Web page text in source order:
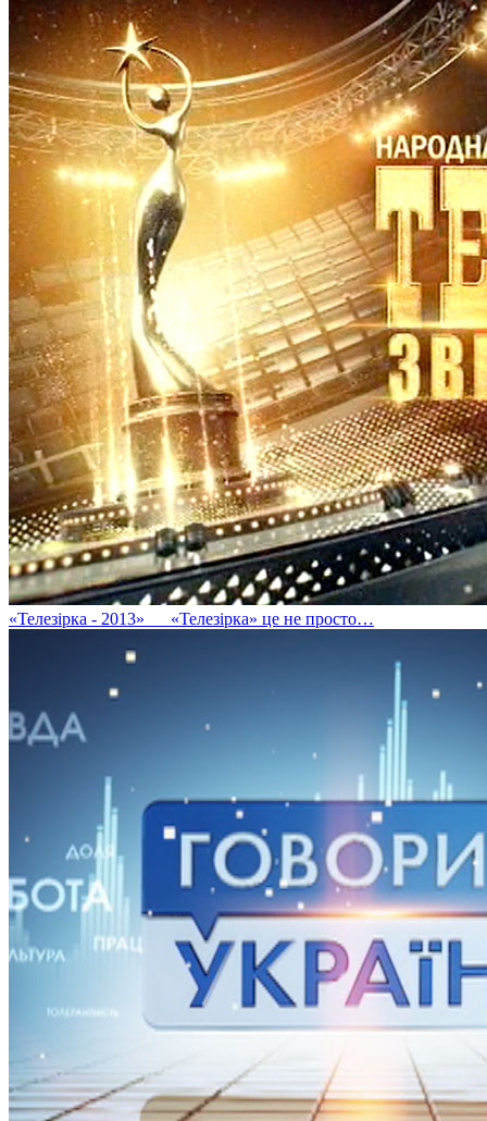
«Телезірка - 2013» «Телезірка» це не просто…